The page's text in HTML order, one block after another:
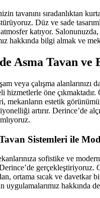
tavanını sıradanlıktan
Düz ve sade
katıyor. Salonunuzda,
hakkında bilgi almak ve
Asma Tavan
veya çalışma
hizmetlerle öne çıkmaktadır.
mekanların estetik
artırır. Derince’de
Sistemleri ile
sofistike ve
gerçekleştiriyoruz.
ortama sıcak ve davetkar
uygulamalarımız